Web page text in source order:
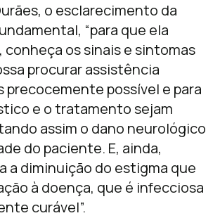
o esclarecimento da
“para que ela
os sinais e sintomas
procurar assistência
precocemente possível e para
e o tratamento sejam
assim o dano neurológico
do paciente. E, ainda,
a diminuição do estigma que
à doença, que é infecciosa
curável”.